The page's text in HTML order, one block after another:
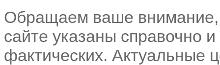
Обращаем ваше внимание,
сайте указаны справочно и
фактических. Актуальные